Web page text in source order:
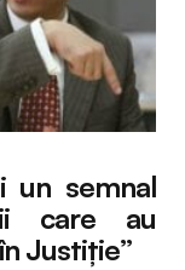
un semnal
care au
Justiție”